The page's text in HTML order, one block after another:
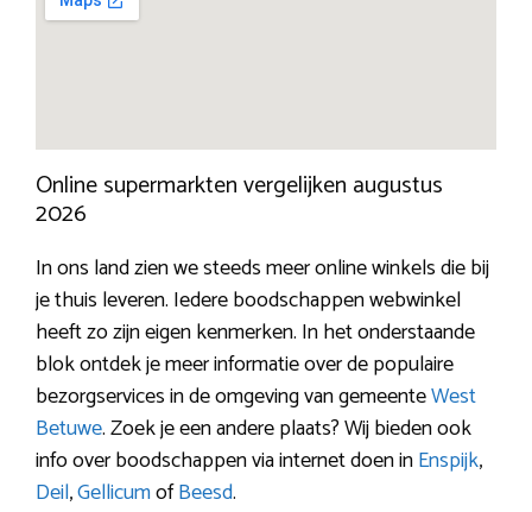
Online supermarkten vergelijken augustus
2026
In ons land zien we steeds meer online winkels die bij
je thuis leveren. Iedere boodschappen webwinkel
heeft zo zijn eigen kenmerken. In het onderstaande
blok ontdek je meer informatie over de populaire
bezorgservices in de omgeving van gemeenteWest
Betuwe. Zoek je een andere plaats? Wij bieden ook
info over boodschappen via internet doen inEnspijk,
Deil,GellicumofBeesd.